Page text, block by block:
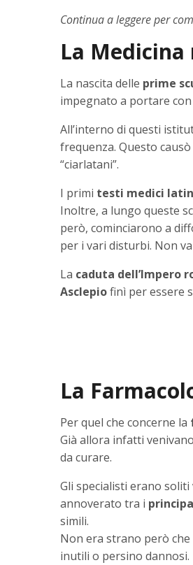
Continua a leggere per
La
La nascita delle prime
impegnato a portare
All’interno di questi
frequenza. Questo
“ciarlatani”.
I primi testi medici
Inoltre, a lungo queste
però, cominciarono a
per i vari disturbi. Non
La caduta dell’Impero
Asclepiofinì per essere
La
Per quel che concerne la
Già allora infatti
da curare.
Gli specialisti erano
annoverato tra i
simili.
Non era strano però
inutili o persino dannosi.